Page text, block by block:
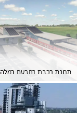
תחנת רכבת רחבעם רמלה